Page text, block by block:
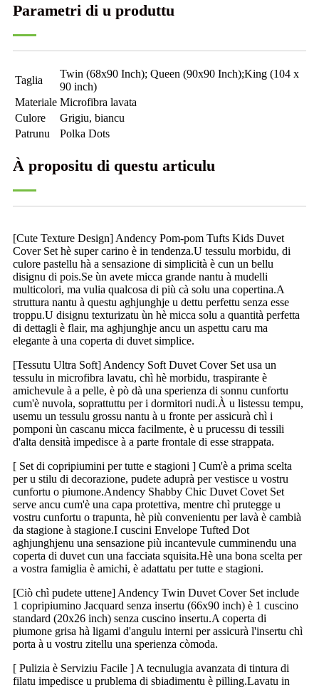
Parametri di u produttu
Taglia
Twin (68x90 Inch); Queen (90x90 Inch);King (104 x
90 inch)
Materiale Microfibra lavata
Culore
Grigiu, biancu
Patrunu
Polka Dots
À propositu di questu articulu
[Cute Texture Design] Andency Pom-pom Tufts Kids Duvet
Cover Set hè super carino è in tendenza.U tessulu morbidu, di
culore pastellu hà a sensazione di simplicità è cun un bellu
disignu di pois.Se ùn avete micca grande nantu à mudelli
multicolori, ma vulia qualcosa di più cà solu una copertina.A
struttura nantu à questu aghjunghje u dettu perfettu senza esse
troppu.U disignu texturizatu ùn hè micca solu a quantità perfetta
di dettagli è flair, ma aghjunghje ancu un aspettu caru ma
elegante à una coperta di duvet simplice.
[Tessutu Ultra Soft] Andency Soft Duvet Cover Set usa un
tessulu in microfibra lavatu, chì hè morbidu, traspirante è
amichevule à a pelle, è pò dà una sperienza di sonnu cunfortu
cum'è nuvola, soprattuttu per i dormitori nudi.À u listessu tempu,
usemu un tessulu grossu nantu à u fronte per assicurà chì i
pomponi ùn cascanu micca facilmente, è u prucessu di tessili
d'alta densità impedisce à a parte frontale di esse strappata.
[ Set di copripiumini per tutte e stagioni ] Cum'è a prima scelta
per u stilu di decorazione, pudete aduprà per vestisce u vostru
cunfortu o piumone.Andency Shabby Chic Duvet Covet Set
serve ancu cum'è una capa protettiva, mentre chì prutegge u
vostru cunfortu o trapunta, hè più convenientu per lavà è cambià
da stagione à stagione.I cuscini Envelope Tufted Dot
aghjunghjenu una sensazione più incantevule cumminendu una
coperta di duvet cun una facciata squisita.Hè una bona scelta per
a vostra famiglia è amichi, è adattatu per tutte e stagioni.
[Ciò chì pudete uttene] Andency Twin Duvet Cover Set include
1 copripiumino Jacquard senza insertu (66x90 inch) è 1 cuscino
standard (20x26 inch) senza cuscino insertu.A coperta di
piumone grisa hà ligami d'angulu interni per assicurà l'insertu chì
porta à u vostru zitellu una sperienza còmoda.
[ Pulizia è Serviziu Facile ] A tecnulugia avanzata di tintura di
filatu impedisce u prublema di sbiadimentu è pilling.Lavatu in